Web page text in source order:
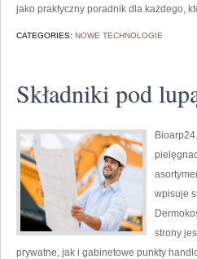
jako praktyczny poradnik dla każdego,
CATEGORIES: NOWE TECHNOLOGIE
Składniki pod
wpisuje
strony
prywatne, jak i gabinetowe punkty